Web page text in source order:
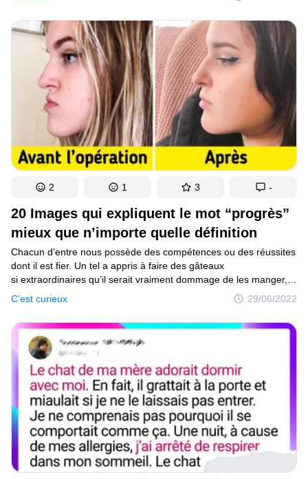
longtemps que nous, et d’autres qui vivent bien plus longtemps...
Certaines sont même proches de l’immortalité. Regarde par toi-
même.L’éphémèreZone d’habitat : monde entierJusqu’à
2,5 cmIl vit moins de 24 h. C’est l’espèce ayant la plus courte
durée de vie sur Terre.La fourmi bourdonZone d’habitat : monde
entierJusqu’à 2 cm3 jours. C’est la durée de vie la plus courte
parmi les fourmis.Le moustique mâleZone d’habitat : monde
entierJusqu’à 2 cm1 semaine. Il ne boit pas de sang. C’est
toujours bon à savoir.La mouche domestiqueZone d’habitat :
monde entierJusqu’à 1 cm15-25 jours Elle peut pondre jusqu’à
1 000 œufs au cours de sa vie.
20 Images qui expliquent le mot “progrès”
mieux que n’importe quelle définition
C’est curieux 29/06/2022
Chacun d’entre nous possède des compétences ou des réussites
dont il est fier. Un tel a appris à faire des gâteaux
si extraordinaires qu’il serait vraiment dommage de les manger,
un autre excelle en dessin à force de s’entrainer. Toutes ces
personnes ont une chose en commun : la volonté de s’améliorer.
Et pour mettre leur évolution en évidence, il suffit juste
de comparer les images d’avant et d’après.
2 1 3 -